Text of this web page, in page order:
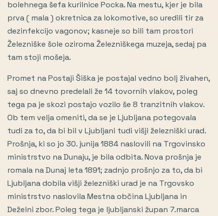
bolehnega šefa kurilnice Pocka. Na mestu, kjer je bila
prva ( mala ) okretnica za lokomotive, so uredili tir za
dezinfekcijo vagonov; kasneje so bili tam prostori
Železniške šole oziroma Železniškega muzeja, sedaj pa
tam stoji mošeja.
Promet na Postaji Šiška je postajal vedno bolj živahen,
saj so dnevno predelali že 14 tovornih vlakov, poleg
tega pa je skozi postajo vozilo še 8 tranzitnih vlakov.
Ob tem velja omeniti, da se je Ljubljana potegovala
tudi za to, da bi bil v Ljubljani tudi višji železniški urad.
Prošnja, ki so jo 30. junija 1884 naslovili na Trgovinsko
ministrstvo na Dunaju, je bila odbita. Nova prošnja je
romala na Dunaj leta 1891; zadnjo prošnjo za to, da bi
Ljubljana dobila višji železniški urad je na Trgovsko
ministrstvo naslovila Mestna občina Ljubljana in
Deželni zbor. Poleg tega je ljubljanski župan 7.marca